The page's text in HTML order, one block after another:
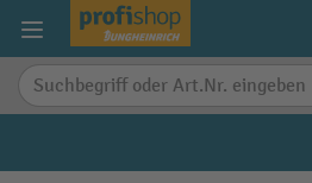
springen